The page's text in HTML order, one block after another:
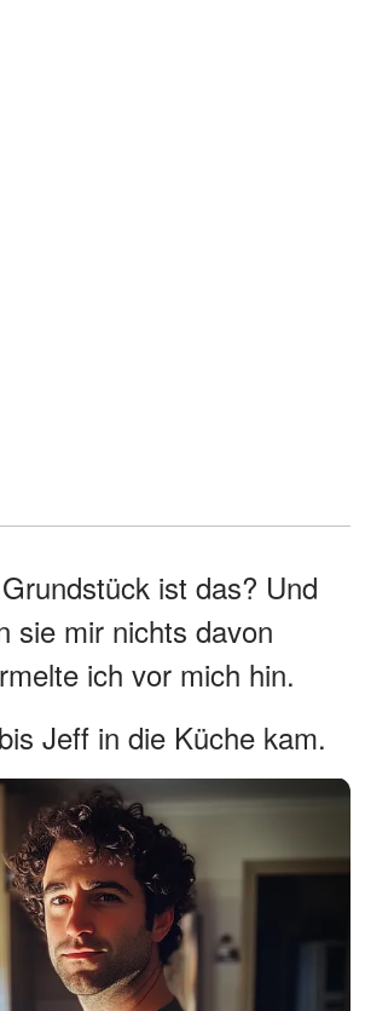
ist das? Und
sie mir nichts davon
ich vor mich hin.
Jeff in die Küche kam.